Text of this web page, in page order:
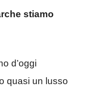
stiamo
d’oggi
quasi un lusso